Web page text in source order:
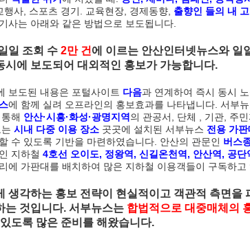
행사, 스포츠 경기. 교육현장, 경제동향, 출향인 들의 내 고
사는 아래와 같은 방법으로 보도됩니다.
일 조회 수 2만 건 에 이르는 안산인터넷뉴스와 일
시에 보도되어 대외적인 홍보가 가능합니다.
보도된 내용은 포털사이트 다음과 연계하여 즉시 동시
에 함께 실려 오프라인의 홍보효과를 나타냅니다. 서부
해 안산·시흥·화성·광명지역의 관공서, 단체 , 기관, 주
시내 다중 이용 장소 곳곳에 설치된 서부뉴스 전용 가판
수 있도록 기반을 마련하였습니다. 안산의 관문인 버스
지하철 4호선 오이도, 정왕역, 신길온천역, 안산역, 공
에 가판대를 배치하여 많은 지하철 이용객들이 구독하고
생각하는 홍보 전략이 현실적이고 객관적 측면을
는 것입니다. 서부뉴스는 합법적으로 대중매체의
도록 많은 준비를 해왔습니다.
으로 즐겨요'
2020년 가장 큰 "보름달"이 떴다.
신안산대, 드론으로 코로나 방역 나
서